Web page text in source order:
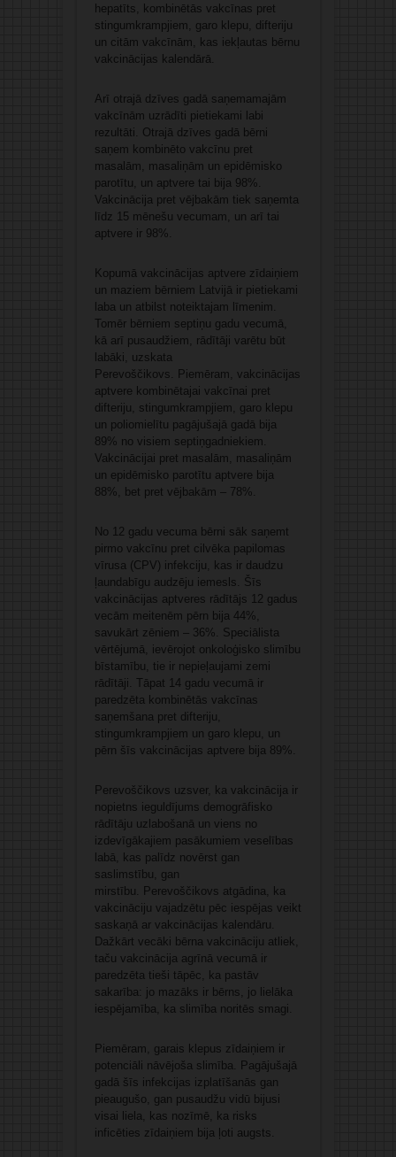
hepatīts, kombinētās vakcīnas pret
stingumkrampjiem, garo klepu, difteriju
un citām vakcīnām, kas iekļautas bērnu
vakcinācijas kalendārā.
Arī otrajā dzīves gadā saņemamajām
vakcīnām uzrādīti pietiekami labi
rezultāti. Otrajā dzīves gadā bērni
saņem kombinēto vakcīnu pret
masalām, masaliņām un epidēmisko
parotītu, un aptvere tai bija 98%.
Vakcinācija pret vējbakām tiek saņemta
līdz 15 mēnešu vecumam, un arī tai
aptvere ir 98%.
Kopumā vakcinācijas aptvere zīdaiņiem
un maziem bērniem Latvijā ir pietiekami
laba un atbilst noteiktajam līmenim.
Tomēr bērniem septiņu gadu vecumā,
kā arī pusaudžiem, rādītāji varētu būt
labāki, uzskata
Perevoščikovs. Piemēram, vakcinācijas
aptvere kombinētajai vakcīnai pret
difteriju, stingumkrampjiem, garo klepu
un poliomielītu pagājušajā gadā bija
89% no visiem septiņgadniekiem.
Vakcinācijai pret masalām, masaliņām
un epidēmisko parotītu aptvere bija
88%, bet pret vējbakām – 78%.
No 12 gadu vecuma bērni sāk saņemt
pirmo vakcīnu pret cilvēka papilomas
vīrusa (CPV) infekciju, kas ir daudzu
ļaundabīgu audzēju iemesls. Šīs
vakcinācijas aptveres rādītājs 12 gadus
vecām meitenēm pērn bija 44%,
savukārt zēniem – 36%. Speciālista
vērtējumā, ievērojot onkoloģisko slimību
bīstamību, tie ir nepieļaujami zemi
rādītāji. Tāpat 14 gadu vecumā ir
paredzēta kombinētās vakcīnas
saņemšana pret difteriju,
stingumkrampjiem un garo klepu, un
pērn šīs vakcinācijas aptvere bija 89%.
Perevoščikovs uzsver, ka vakcinācija ir
nopietns ieguldījums demogrāfisko
rādītāju uzlabošanā un viens no
izdevīgākajiem pasākumiem veselības
labā, kas palīdz novērst gan
saslimstību, gan
mirstību. Perevoščikovs atgādina, ka
vakcināciju vajadzētu pēc iespējas veikt
saskaņā ar vakcinācijas kalendāru.
Dažkārt vecāki bērna vakcināciju atliek,
taču vakcinācija agrīnā vecumā ir
paredzēta tieši tāpēc, ka pastāv
sakarība: jo mazāks ir bērns, jo lielāka
iespējamība, ka slimība noritēs smagi.
Piemēram, garais klepus zīdaiņiem ir
potenciāli nāvējoša slimība. Pagājušajā
gadā šīs infekcijas izplatīšanās gan
pieaugušo, gan pusaudžu vidū bijusi
visai liela, kas nozīmē, ka risks
inficēties zīdaiņiem bija ļoti augsts.